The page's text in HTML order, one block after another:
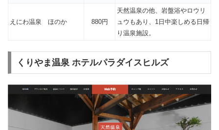
えにわ温泉 ほのか 880円
天然温泉の他、岩盤浴やロウリ
ュウもあり、1日中楽しめる日帰
り温泉施設。
くりやま温泉 ホテルパラダイスヒルズ